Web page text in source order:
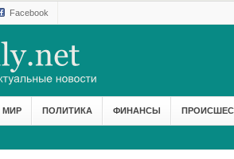
Facebook
МИР ПОЛИТИКА ФИНАНСЫ